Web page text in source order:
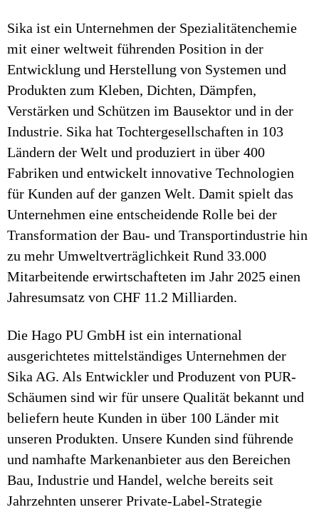
Sika ist ein Unternehmen der Spezialitätenchemie
mit einer weltweit führenden Position in der
Entwicklung und Herstellung von Systemen und
Produkten zum Kleben, Dichten, Dämpfen,
Verstärken und Schützen im Bausektor und in der
Industrie. Sika hat Tochtergesellschaften in 103
Ländern der Welt und produziert in über 400
Fabriken und entwickelt innovative Technologien
für Kunden auf der ganzen Welt. Damit spielt das
Unternehmen eine entscheidende Rolle bei der
Transformation der Bau- und Transportindustrie hin
zu mehr Umweltverträglichkeit Rund 33.000
Mitarbeitende erwirtschafteten im Jahr 2025 einen
Jahresumsatz von CHF 11.2 Milliarden.
Die Hago PU GmbH ist ein international
ausgerichtetes mittelständiges Unternehmen der
Sika AG. Als Entwickler und Produzent von PUR-
Schäumen sind wir für unsere Qualität bekannt und
beliefern heute Kunden in über 100 Länder mit
unseren Produkten. Unsere Kunden sind führende
und namhafte Markenanbieter aus den Bereichen
Bau, Industrie und Handel, welche bereits seit
Jahrzehnten unserer Private-Label-Strategie